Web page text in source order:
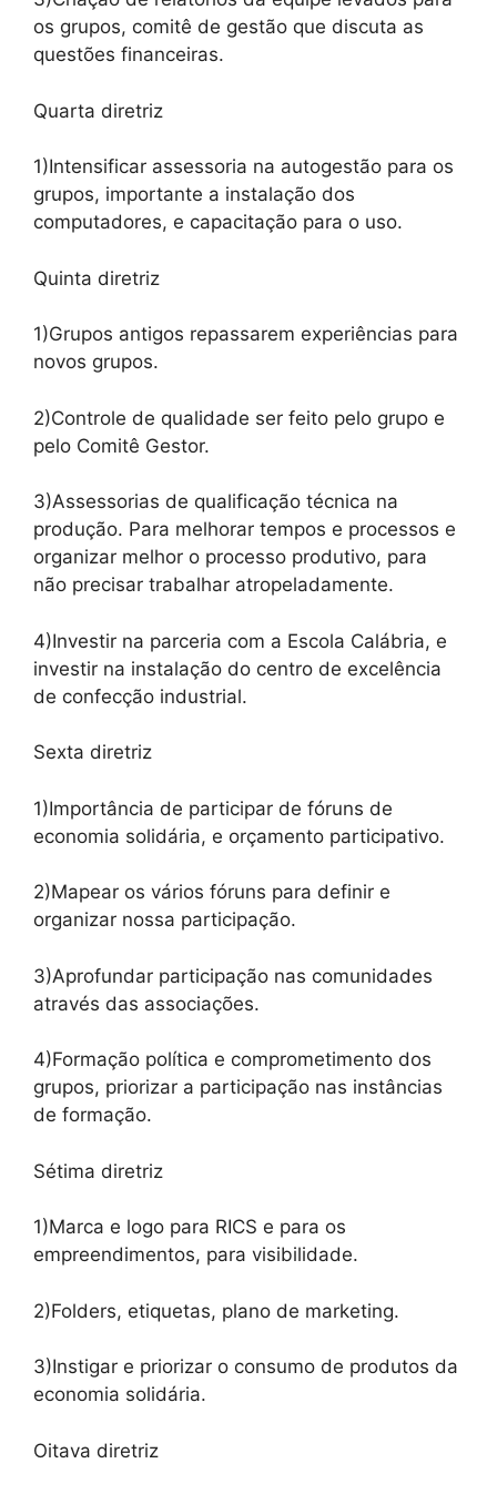
os grupos, comitê de gestão que discuta as
questões financeiras.
Quarta diretriz
1)Intensificar assessoria na autogestão para os
grupos, importante a instalação dos
computadores, e capacitação para o uso.
Quinta diretriz
1)Grupos antigos repassarem experiências para
novos grupos.
2)Controle de qualidade ser feito pelo grupo e
pelo Comitê Gestor.
3)Assessorias de qualificação técnica na
produção. Para melhorar tempos e processos e
organizar melhor o processo produtivo, para
não precisar trabalhar atropeladamente.
4)Investir na parceria com a Escola Calábria, e
investir na instalação do centro de excelência
de confecção industrial.
Sexta diretriz
1)Importância de participar de fóruns de
economia solidária, e orçamento participativo.
2)Mapear os vários fóruns para definir e
organizar nossa participação.
3)Aprofundar participação nas comunidades
através das associações.
4)Formação política e comprometimento dos
grupos, priorizar a participação nas instâncias
de formação.
Sétima diretriz
1)Marca e logo para RICS e para os
empreendimentos, para visibilidade.
2)Folders, etiquetas, plano de marketing.
3)Instigar e priorizar o consumo de produtos da
economia solidária.
Oitava diretriz